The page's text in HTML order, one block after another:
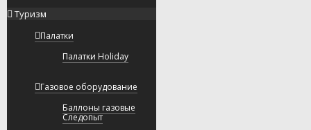
Туризм
Палатки
Палатки Holiday
Газовое оборудование
Баллоны газовые
Следопыт